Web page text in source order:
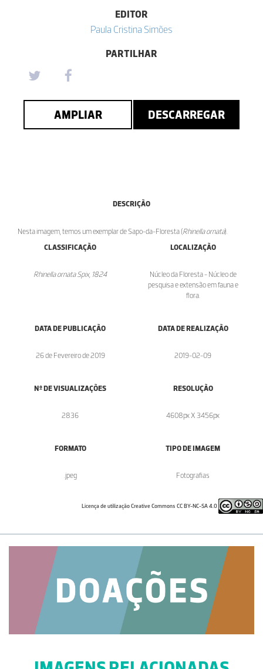
EDITOR
Paula Cristina Simões
PARTILHAR
AMPLIAR DESCARREGAR
DESCRIÇÃO
Nesta imagem, temos um exemplar de Sapo-da-Floresta (Rhinella ornata).
CLASSIFICAÇÃO
Rhinella ornata Spix, 1824
LOCALIZAÇÃO
Núcleo da Floresta - Núcleo de
pesquisa e extensão em fauna e
flora.
DATA DE PUBLICAÇÃO
26 de Fevereiro de 2019
DATA DE REALIZAÇÃO
2019-02-09
Nº DE VISUALIZAÇÕES
2836
RESOLUÇÃO
4608px X 3456px
FORMATO
.jpeg
TIPO DE IMAGEM
Fotografias
Licença de utilização Creative Commons CC BY-NC-SA 4.0